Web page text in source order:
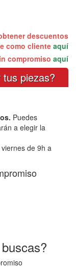
descuentos
como clienteaquí
compromiso aquí
piezas?
Puedes
a elegir la
de 9h a